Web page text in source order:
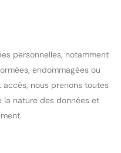
personnelles, notamment
endommagées ou
nous prenons toutes
la nature des données et